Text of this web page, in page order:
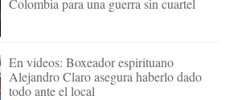
Colombia para una guerra sin cuartel
En videos: Boxeador espirituano
Alejandro Claro asegura haberlo dado
todo ante el local